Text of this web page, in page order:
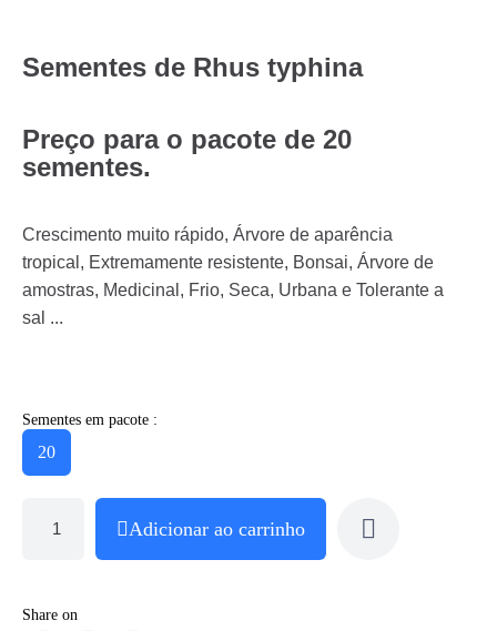
Sementes de Rhus typhina
Preço para o pacote de 20
sementes.
Crescimento muito rápido, Árvore de aparência
tropical, Extremamente resistente, Bonsai, Árvore de
amostras, Medicinal, Frio, Seca, Urbana e Tolerante a
sal ...
Sementes em pacote :
20
Adicionar ao carrinho
Share on